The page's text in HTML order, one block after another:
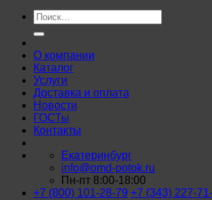
Искать:
О компании
Каталог
Услуги
Доставка и оплата
Новости
ГОСТы
Контакты
Екатеринбург
info@omd-potok.ru
Пн-пт 8:00-18:00
+7 (800) 101-28-79 +7 (343) 227-